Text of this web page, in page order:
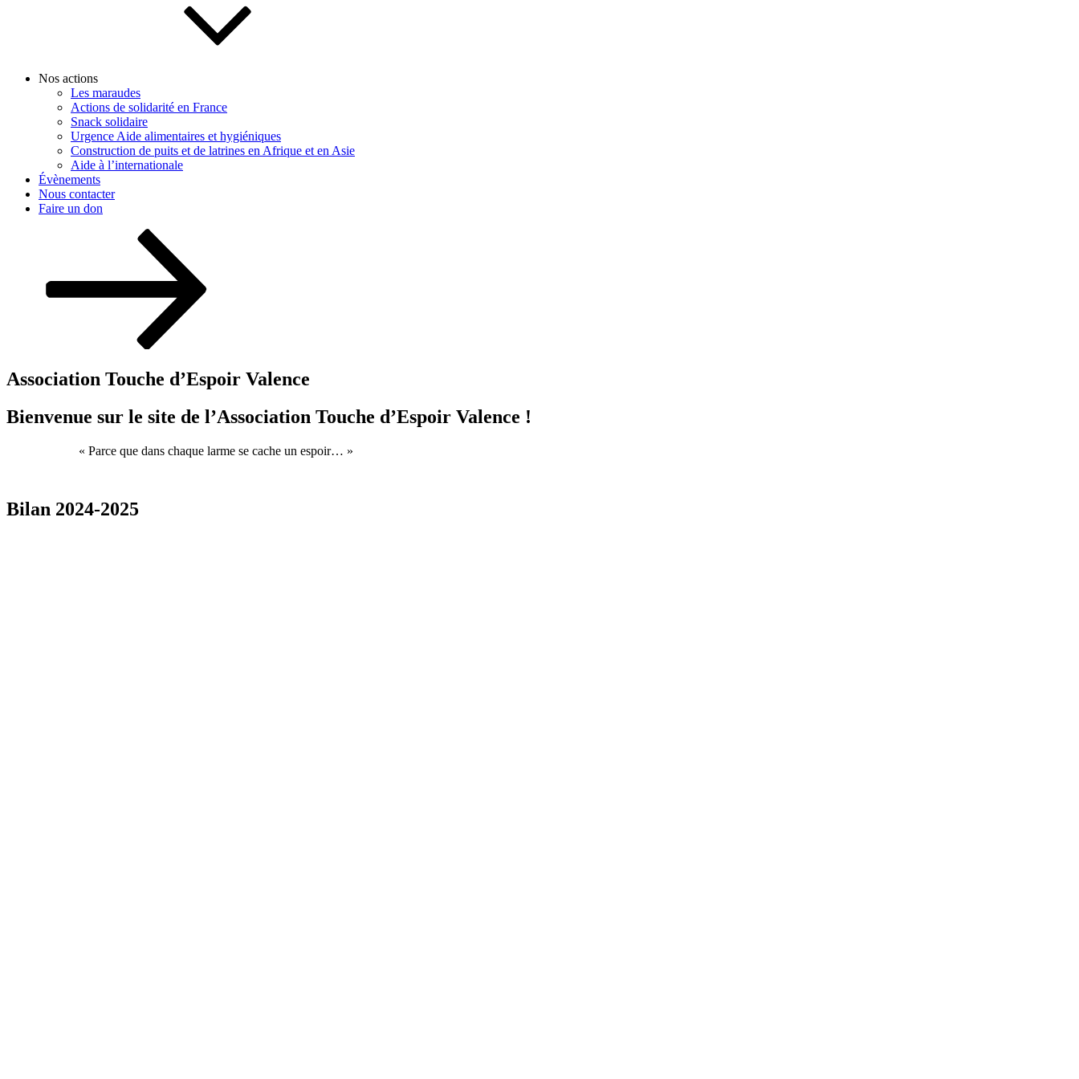
Nos actions
Les maraudes
Actions de solidarité en France
Snack solidaire
Urgence Aide alimentaires et hygiéniques
Construction de puits et de latrines en Afrique et en Asie
Aide à l’internationale
Évènements
Nous contacter
Faire un don
Association Touche d’Espoir Valence
Bienvenue sur le site de l’Association Touche d’Espoir Valence !
« Parce que dans chaque larme se cache un espoir… »
Bilan 2024-2025